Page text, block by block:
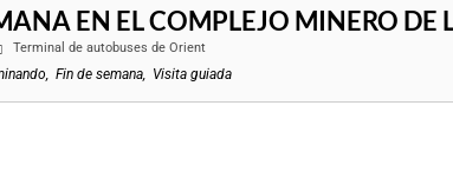
EN EL COMPLEJO MINERO DE
Terminal de autobuses de Orient
Fin de semana, Visita guiada